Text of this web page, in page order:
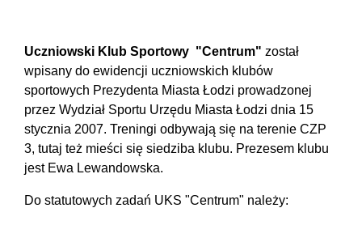
Uczniowski Klub Sportowy "Centrum" został
wpisany do ewidencji uczniowskich klubów
sportowych Prezydenta Miasta Łodzi prowadzonej
przez Wydział Sportu Urzędu Miasta Łodzi dnia 15
stycznia 2007. Treningi odbywają się na terenie CZP
3, tutaj też mieści się siedziba klubu. Prezesem klubu
jest Ewa Lewandowska.
Do statutowych zadań UKS "Centrum" należy: